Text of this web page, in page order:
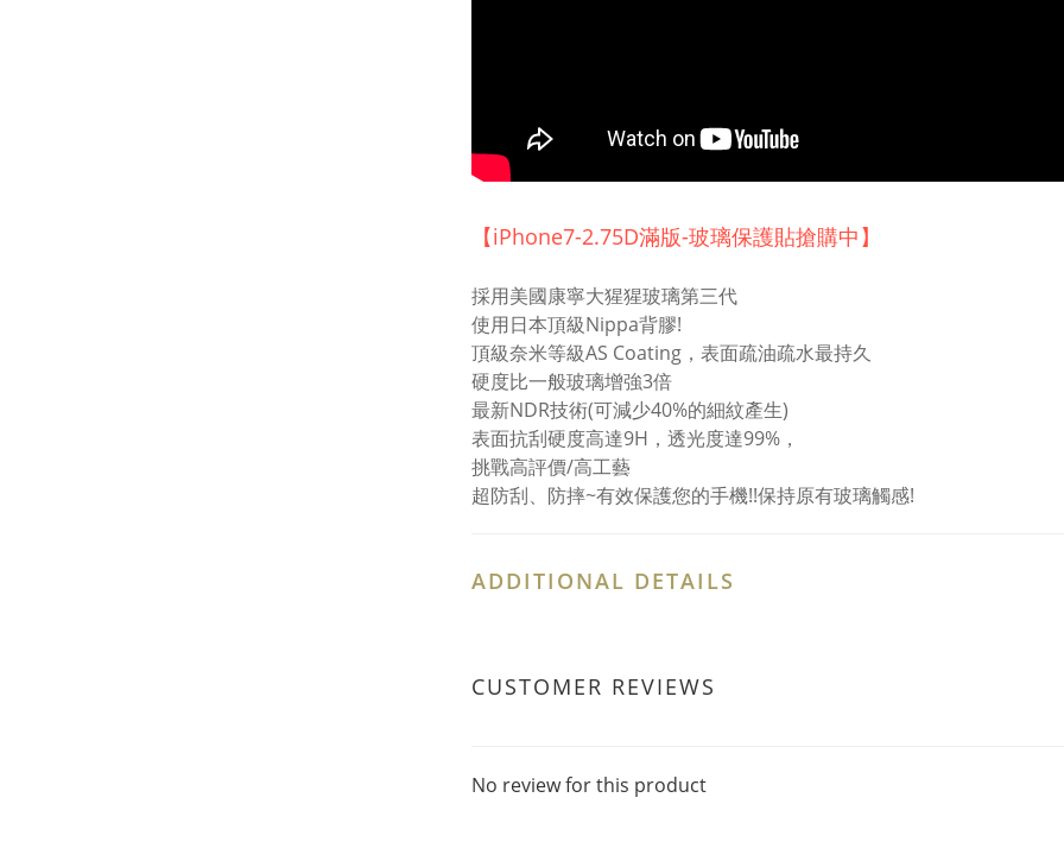
【iPhone7-2.75D滿版-玻璃保護貼搶購中】
採用美國康寧大猩猩玻璃第三代
使用日本頂級Nippa背膠!
頂級奈米等級AS Coating，表面疏油疏水最持久
硬度比一般玻璃增強3倍
最新NDR技術(可減少40%的細紋產生)
表面抗刮硬度高達9H，透光度達99%，
挑戰高評價/高工藝
超防刮、防摔~有效保護您的手機!!保持原有玻璃觸感!
ADDITIONAL DETAILS
CUSTOMER REVIEWS
No review for this product